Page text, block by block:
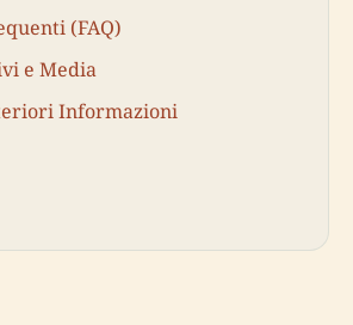
(FAQ)
e Media
Informazioni